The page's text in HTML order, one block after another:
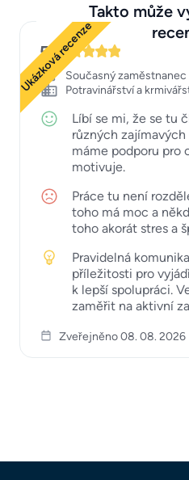
Takto může
Ukázková recenze
5
Současný zaměstnanec
Potravinářství a
Líbí se mi, že se tu
různých
máme podporu pro
motivuje.
Práce tu není
toho má moc a
toho akorát stres a
Pravidelná
příležitosti pro
k lepší spolupráci.
zaměřit na aktivní
Zveřejněno 08. 08. 2026